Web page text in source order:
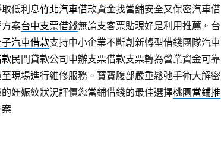
低利息竹北汽車借款資金找當舖安全又保密汽車借
案台中支票借錢無論支客票貼現好是利用推薦。台
汽車借款支持中小企業不斷創新轉型借錢團隊汽車
民間貸款公司申辦支票借款支票轉為營業資金可靠
現場進行維修服務。寶寶腹部嚴重鬆弛手術大解密
妊娠紋狀況評價您當鋪借錢的最佳選擇桃園當鋪推